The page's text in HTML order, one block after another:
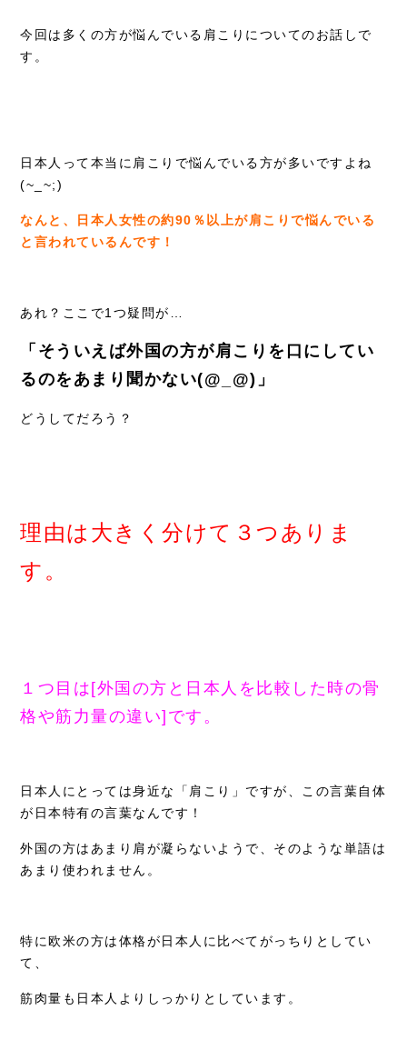
今回は多くの方が悩んでいる肩こりについてのお話しで
す。
日本人って本当に肩こりで悩んでいる方が多いですよね
(~_~;)
なんと、日本人女性の約90％以上が肩こりで悩んでいる
と言われているんです！
あれ？ここで1つ疑問が…
「そういえば外国の方が肩こりを口にしてい
るのをあまり聞かない(@_@)」
どうしてだろう？
理由は大きく分けて３つありま
す。
１つ目は[外国の方と日本人を比較した時の骨
格や筋力量の違い]です。
日本人にとっては身近な「肩こり」ですが、この言葉自体
が日本特有の言葉なんです！
外国の方はあまり肩が凝らないようで、そのような単語は
あまり使われません。
特に欧米の方は体格が日本人に比べてがっちりとしてい
て、
筋肉量も日本人よりしっかりとしています。